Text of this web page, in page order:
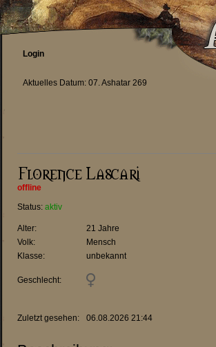
Login
Aktuelles Datum: 07. Ashatar 269
offline
Status: aktiv
Alter:
21 Jahre
Volk:
Mensch
Klasse:
unbekannt
Geschlecht:
Zuletzt gesehen: 06.08.2026 21:44